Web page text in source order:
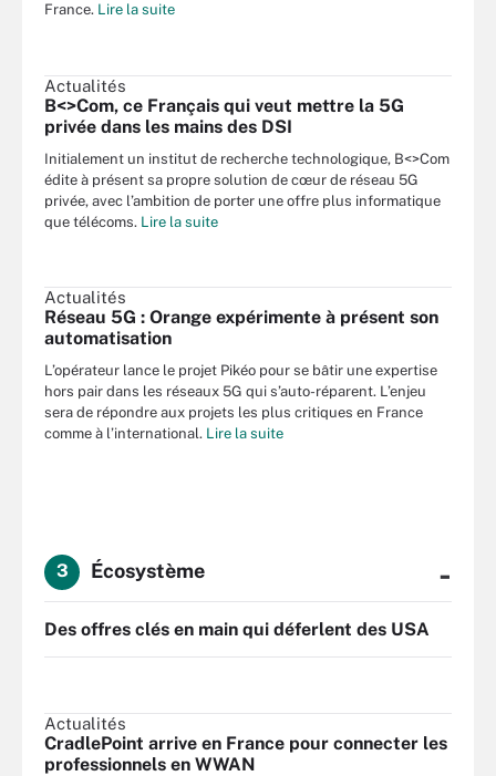
France. Lire la suite
Actualités
B<>Com, ce Français qui veut mettre la 5G
privée dans les mains des DSI
Initialement un institut de recherche technologique, B<>Com
édite à présent sa propre solution de cœur de réseau 5G
privée, avec l’ambition de porter une offre plus informatique
que télécoms. Lire la suite
Actualités
Réseau 5G : Orange expérimente à présent son
automatisation
L’opérateur lance le projet Pikéo pour se bâtir une expertise
hors pair dans les réseaux 5G qui s’auto-réparent. L’enjeu
sera de répondre aux projets les plus critiques en France
comme à l’international. Lire la suite
3 Écosystème -
Des offres clés en main qui déferlent des USA
Actualités
CradlePoint arrive en France pour connecter les
professionnels en WWAN